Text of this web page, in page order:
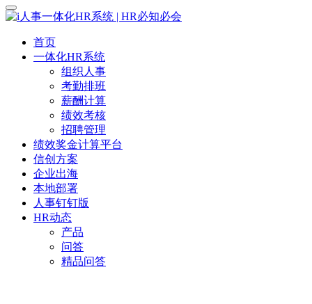
首页
一体化HR系统
组织人事
考勤排班
薪酬计算
绩效考核
招聘管理
绩效奖金计算平台
信创方案
企业出海
本地部署
人事钉钉版
HR动态
产品
问答
精品问答